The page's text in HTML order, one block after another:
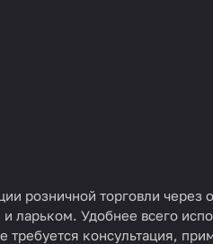
розничной торговли через
ларьком. Удобнее всего
требуется консультация,